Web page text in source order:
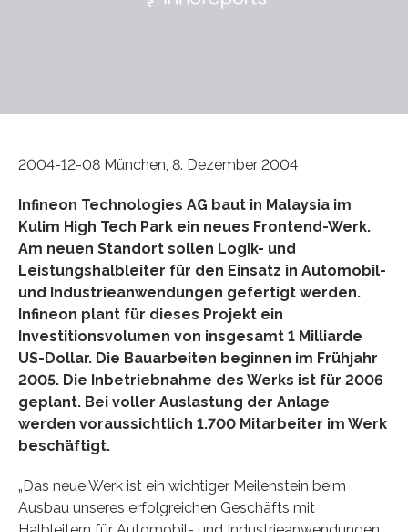
2004-12-08 München, 8. Dezember 2004
Infineon Technologies AG baut in Malaysia im
Kulim High Tech Park ein neues Frontend-Werk.
Am neuen Standort sollen Logik- und
Leistungshalbleiter für den Einsatz in Automobil-
und Industrieanwendungen gefertigt werden.
Infineon plant für dieses Projekt ein
Investitionsvolumen von insgesamt 1 Milliarde
US-Dollar. Die Bauarbeiten beginnen im Frühjahr
2005. Die Inbetriebnahme des Werks ist für 2006
geplant. Bei voller Auslastung der Anlage
werden voraussichtlich 1.700 Mitarbeiter im Werk
beschäftigt.
„Das neue Werk ist ein wichtiger Meilenstein beim
Ausbau unseres erfolgreichen Geschäfts mit